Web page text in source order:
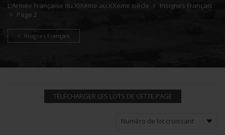
L'Armée Française du XIXème au XXème siècle
Insignes Français
Page 2
Insignes Français
TÉLÉCHARGER LES LOTS DE CETTE PAGE